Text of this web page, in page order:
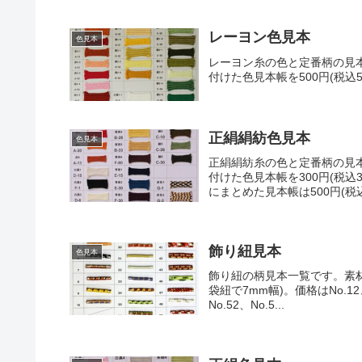
色見本 レーヨン色見本
レーヨン糸の色と定番柄の
付けた色見本帳を500円(税込
色見本 正絹絹紡色見本
正絹絹紡糸の色と定番柄の見
付けた色見本帳を300円(税込
にまとめた見本帳は500円(
色見本 飾り紐見本
飾り紐の柄見本一覧です。
袋紐で7mm幅)。価格は
No.52、No.5...